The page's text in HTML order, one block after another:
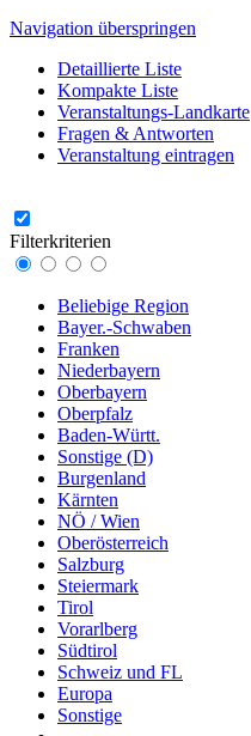
Navigation überspringen
Detaillierte Liste
Kompakte Liste
Veranstaltungs-Landkarte
Fragen & Antworten
Veranstaltung eintragen
Filterkriterien
Beliebige Region
Bayer.-Schwaben
Franken
Niederbayern
Oberbayern
Oberpfalz
Baden-Württ.
Sonstige (D)
Burgenland
Kärnten
NÖ / Wien
Oberösterreich
Salzburg
Steiermark
Tirol
Vorarlberg
Südtirol
Schweiz und FL
Europa
Sonstige